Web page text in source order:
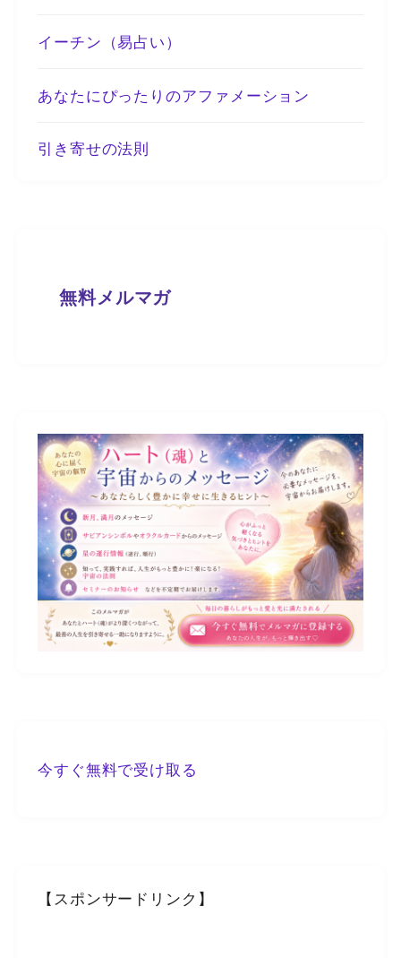
イーチン（易占い）
あなたにぴったりのアファメーション
引き寄せの法則
無料メルマガ
今すぐ無料で受け取る
【スポンサードリンク】